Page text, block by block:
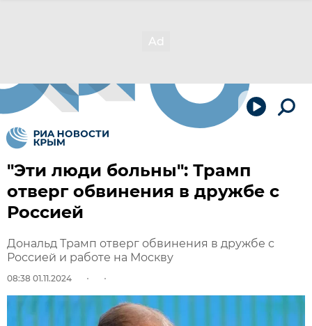
"Эти люди больны": Трамп
отверг обвинения в дружбе с
Россией
Дональд Трамп отверг обвинения в дружбе с
Россией и работе на Москву
08:38 01.11.2024